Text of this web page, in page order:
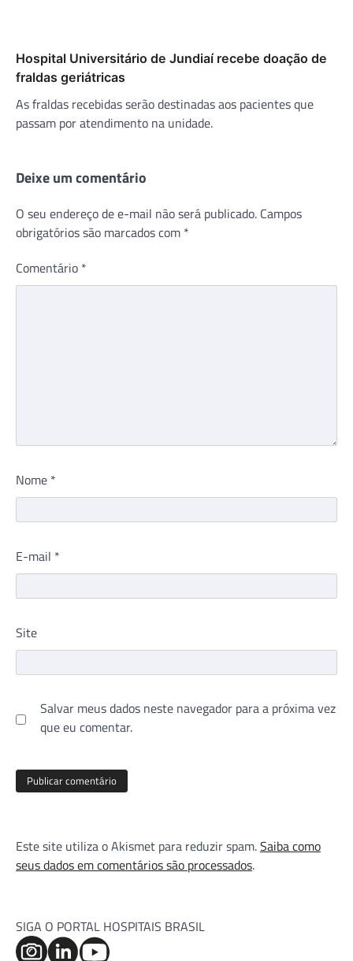
Hospital Universitário de Jundiaí recebe doação de
fraldas geriátricas
As fraldas recebidas serão destinadas aos pacientes que
passam por atendimento na unidade.
Deixe um comentário
O seu endereço de e-mail não será publicado. Campos
obrigatórios são marcados com *
Comentário *
Nome *
E-mail *
Site
Salvar meus dados neste navegador para a próxima vez
que eu comentar.
Este site utiliza o Akismet para reduzir spam.Saiba como
seus dados em comentários são processados.
SIGA O PORTAL HOSPITAIS BRASIL